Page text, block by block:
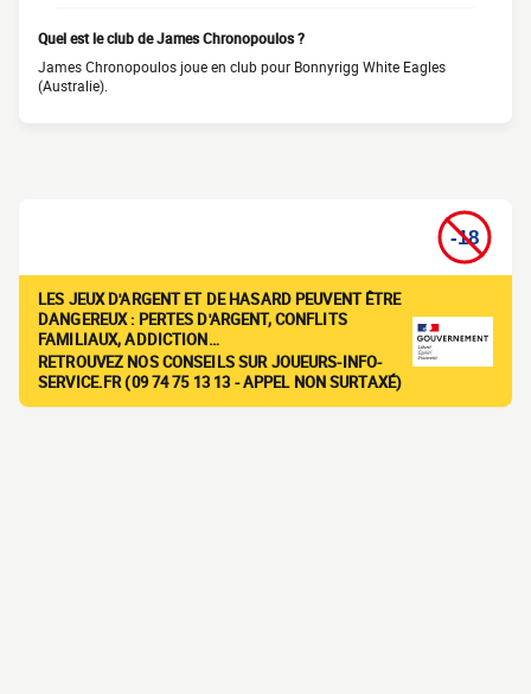
Quel est le club de James Chronopoulos ?
James Chronopoulos joue en club pour Bonnyrigg White Eagles
(Australie).
LES JEUX D'ARGENT ET DE HASARD PEUVENT ÊTRE
DANGEREUX : PERTES D'ARGENT, CONFLITS
FAMILIAUX, ADDICTION…
RETROUVEZ NOS CONSEILS SUR JOUEURS-INFO-
SERVICE.FR (09 74 75 13 13 - APPEL NON SURTAXÉ)